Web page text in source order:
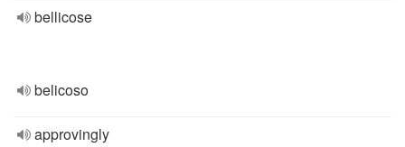
bellicose
belicoso
approvingly